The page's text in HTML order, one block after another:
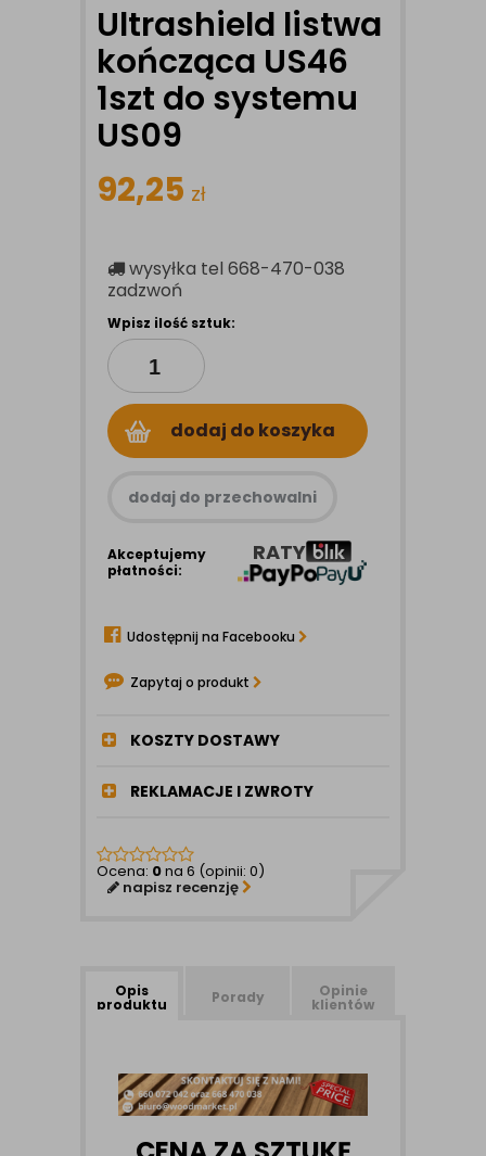
Ultrashield listwa
kończąca US46
1szt do systemu
US09
92,25 zł
wysyłka tel 668-470-038
zadzwoń
Wpisz ilość sztuk:
dodaj do koszyka
dodaj do przechowalni
Akceptujemy
płatności:
RATY
Udostępnij na Facebooku
Zapytaj o produkt
KOSZTY DOSTAWY
REKLAMACJE I ZWROTY
Ocena: 0na 6 (opinii: 0)
napisz recenzję
Opis
produktu Porady Opinie
klientów